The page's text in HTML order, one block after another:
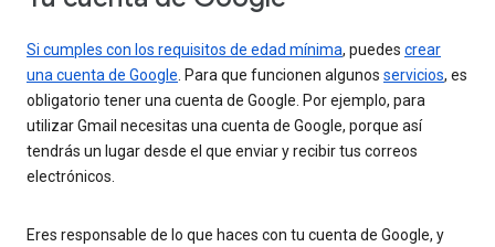
Si cumples con los requisitos de edad mínima, puedes crear
una cuenta de Google . Para que funcionen algunos servicios, es
obligatorio tener una cuenta de Google. Por ejemplo, para
utilizar Gmail necesitas una cuenta de Google, porque así
tendrás un lugar desde el que enviar y recibir tus correos
electrónicos.
Eres responsable de lo que haces con tu cuenta de Google, y